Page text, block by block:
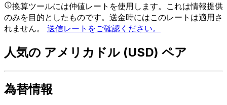
換算ツールには仲値レートを使用します。これは情報提供
のみを目的としたものです。送金時にはこのレートは適用さ
れません。 送信レートをご確認ください。
人気の アメリカドル (USD) ペア
為替情報